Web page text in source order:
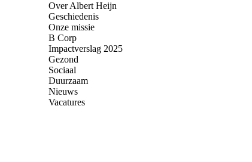
Over Albert Heijn
Geschiedenis
Onze missie
B Corp
Impactverslag 2025
Gezond
Sociaal
Duurzaam
Nieuws
Vacatures